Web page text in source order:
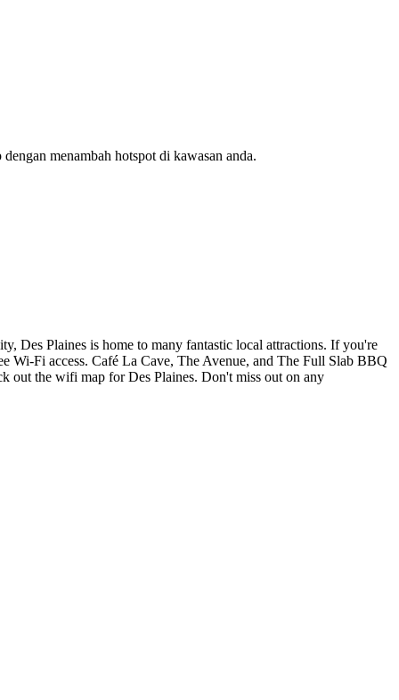
menambah hotspot di kawasan anda.
Des Plaines is home to many fantastic local attractions. If you're
Wi-Fi access. Café La Cave, The Avenue, and The Full Slab BBQ
out the wifi map for Des Plaines. Don't miss out on any